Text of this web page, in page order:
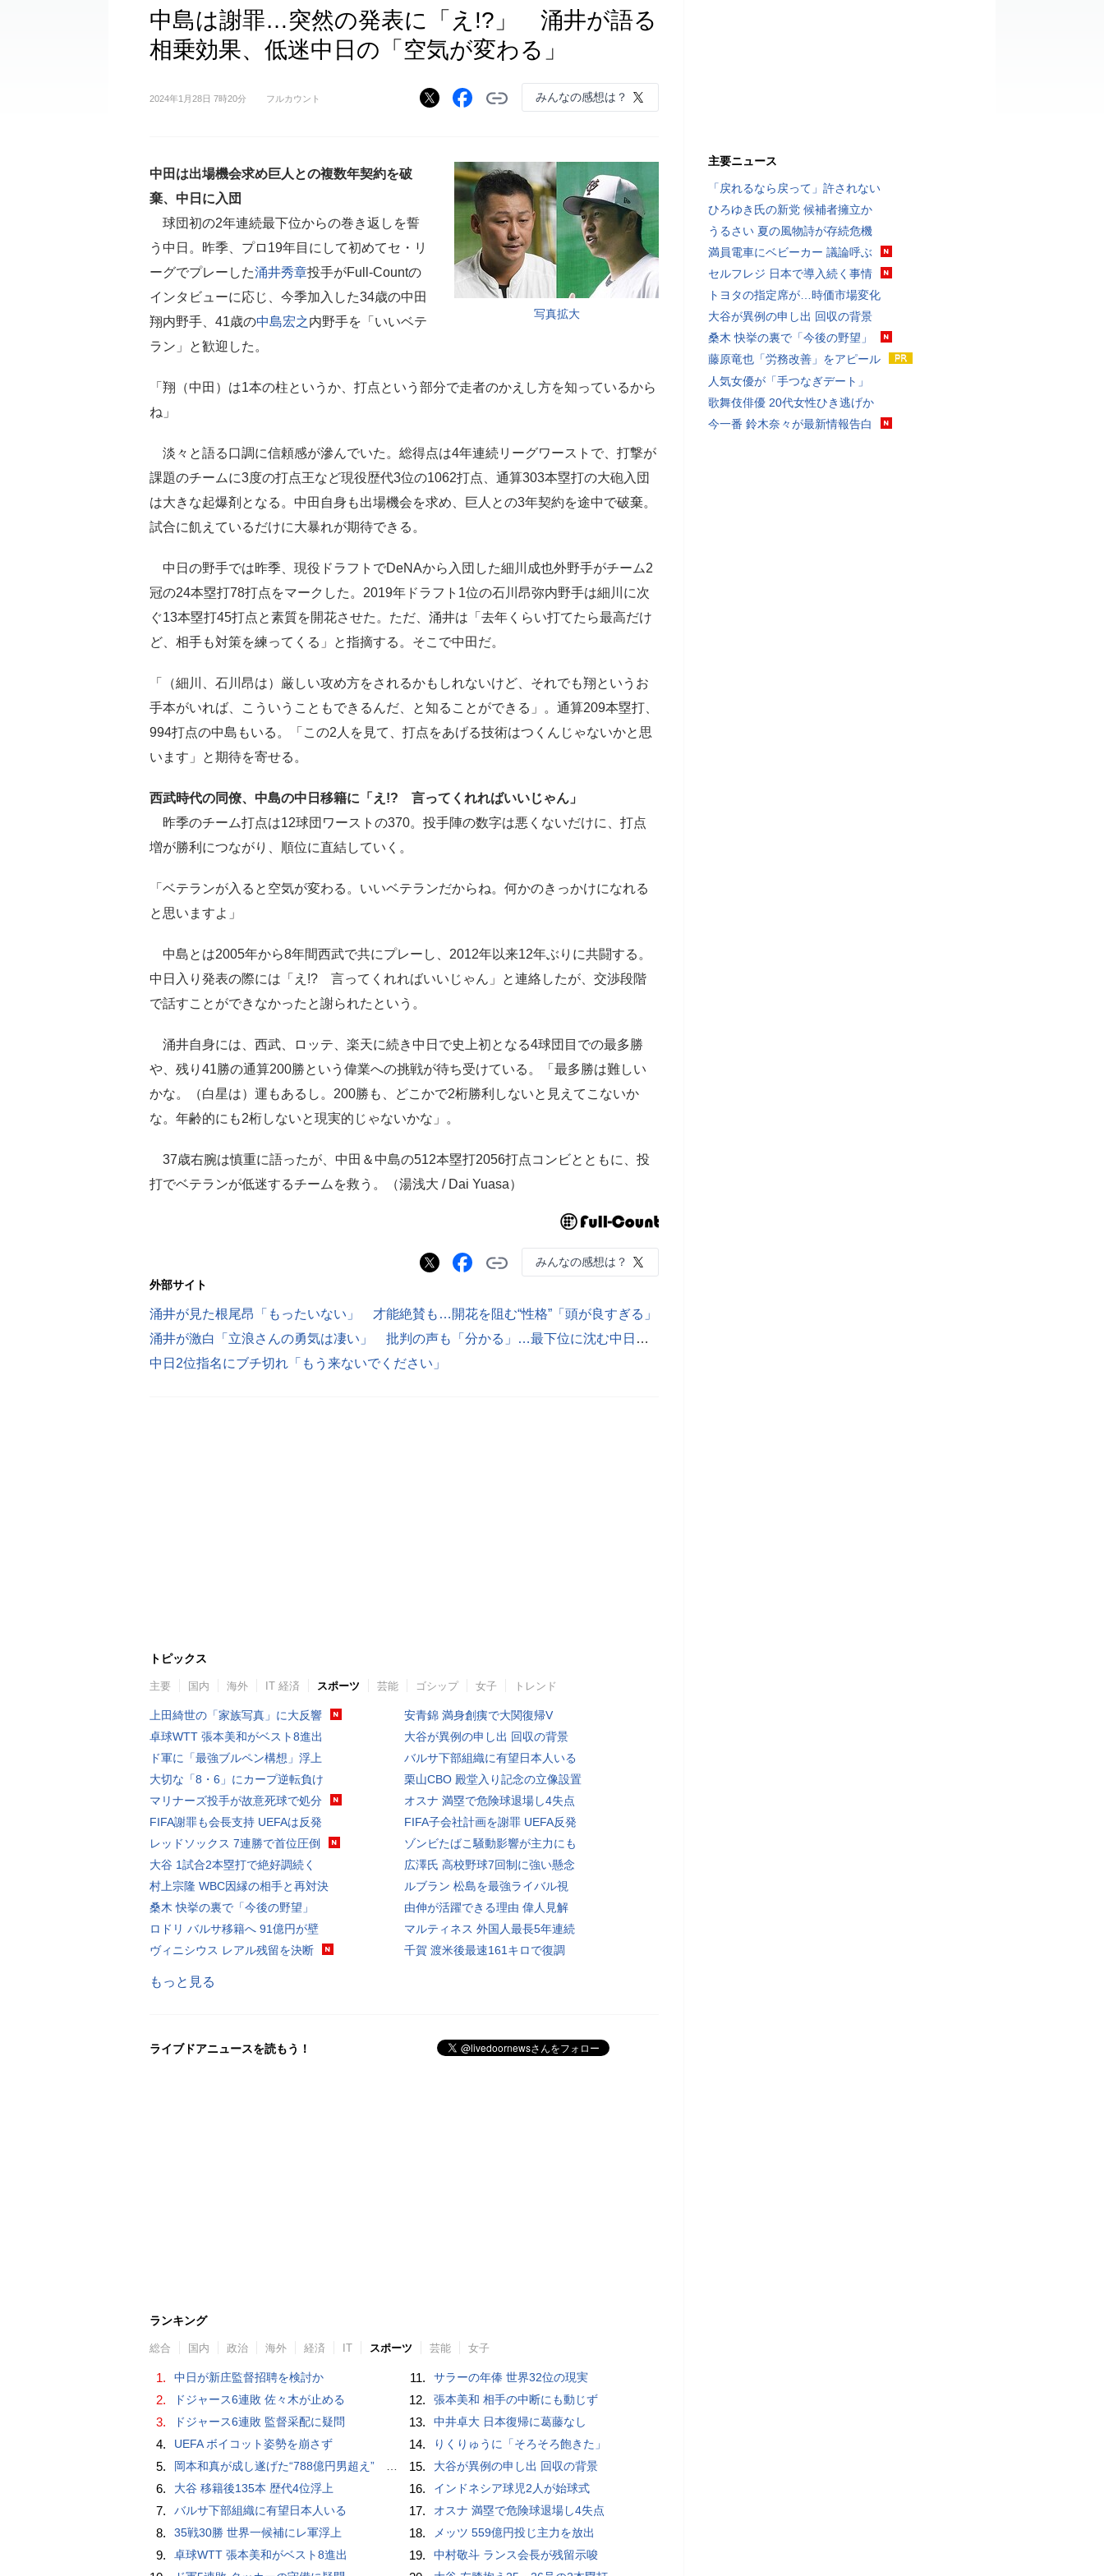
中島は謝罪…突然の発表に「え!?」 涌井が語る
相乗効果、低迷中日の「空気が変わる」
2024年1月28日 7時20分 フルカウント みんなの感想は？
写真拡大
中田は出場機会求め巨人との複数年契約を破
棄、中日に入団
球団初の2年連続最下位からの巻き返しを誓
う中日。昨季、プロ19年目にして初めてセ・リ
ーグでプレーした涌井秀章投手がFull-Countの
インタビューに応じ、今季加入した34歳の中田
翔内野手、41歳の中島宏之内野手を「いいベテ
ラン」と歓迎した。
「翔（中田）は1本の柱というか、打点という部分で走者のかえし方を知っているから
ね」
淡々と語る口調に信頼感が滲んでいた。総得点は4年連続リーグワーストで、打撃が
課題のチームに3度の打点王など現役歴代3位の1062打点、通算303本塁打の大砲入団
は大きな起爆剤となる。中田自身も出場機会を求め、巨人との3年契約を途中で破棄。
試合に飢えているだけに大暴れが期待できる。
中日の野手では昨季、現役ドラフトでDeNAから入団した細川成也外野手がチーム2
冠の24本塁打78打点をマークした。2019年ドラフト1位の石川昂弥内野手は細川に次
ぐ13本塁打45打点と素質を開花させた。ただ、涌井は「去年くらい打てたら最高だけ
ど、相手も対策を練ってくる」と指摘する。そこで中田だ。
「（細川、石川昂は）厳しい攻め方をされるかもしれないけど、それでも翔というお
手本がいれば、こういうこともできるんだ、と知ることができる」。通算209本塁打、
994打点の中島もいる。「この2人を見て、打点をあげる技術はつくんじゃないかと思
います」と期待を寄せる。
西武時代の同僚、中島の中日移籍に「え!? 言ってくれればいいじゃん」
昨季のチーム打点は12球団ワーストの370。投手陣の数字は悪くないだけに、打点
増が勝利につながり、順位に直結していく。
「ベテランが入ると空気が変わる。いいベテランだからね。何かのきっかけになれる
と思いますよ」
中島とは2005年から8年間西武で共にプレーし、2012年以来12年ぶりに共闘する。
中日入り発表の際には「え!? 言ってくれればいいじゃん」と連絡したが、交渉段階
で話すことができなかったと謝られたという。
涌井自身には、西武、ロッテ、楽天に続き中日で史上初となる4球団目での最多勝
や、残り41勝の通算200勝という偉業への挑戦が待ち受けている。「最多勝は難しい
かな。（白星は）運もあるし。200勝も、どこかで2桁勝利しないと見えてこないか
な。年齢的にも2桁しないと現実的じゃないかな」。
37歳右腕は慎重に語ったが、中田＆中島の512本塁打2056打点コンビとともに、投
打でベテランが低迷するチームを救う。（湯浅大 / Dai Yuasa）
みんなの感想は？
外部サイト
涌井が見た根尾昂「もったいない」 才能絶賛も…開花を阻む“性格”「頭が良すぎる」
涌井が激白「立浪さんの勇気は凄い」 批判の声も「分かる」…最下位に沈む中日の現実
中日2位指名にブチ切れ「もう来ないでください」
トピックス
主要 国内 海外 IT 経済 スポーツ 芸能 ゴシップ 女子 トレンド
上田綺世の「家族写真」に大反響
卓球WTT 張本美和がベスト8進出
ド軍に「最強ブルペン構想」浮上
大切な「8・6」にカープ逆転負け
マリナーズ投手が故意死球で処分
FIFA謝罪も会長支持 UEFAは反発
レッドソックス 7連勝で首位圧倒
大谷 1試合2本塁打で絶好調続く
村上宗隆 WBC因縁の相手と再対決
桑木 快挙の裏で「今後の野望」
ロドリ バルサ移籍へ 91億円が壁
ヴィニシウス レアル残留を決断
安青錦 満身創痍で大関復帰V
大谷が異例の申し出 回収の背景
バルサ下部組織に有望日本人いる
栗山CBO 殿堂入り記念の立像設置
オスナ 満塁で危険球退場し4失点
FIFA子会社計画を謝罪 UEFA反発
ゾンビたばこ騒動影響が主力にも
広澤氏 高校野球7回制に強い懸念
ルブラン 松島を最強ライバル視
由伸が活躍できる理由 偉人見解
マルティネス 外国人最長5年連続
千賀 渡米後最速161キロで復調
もっと見る
ライブドアニュースを読もう！
ランキング
総合 国内 政治 海外 経済 IT スポーツ 芸能 女子
1. 中日が新庄監督招聘を検討か
2. ドジャース6連敗 佐々木が止める
3. ドジャース6連敗 監督采配に疑問
4. UEFA ボイコット姿勢を崩さず
5. 岡本和真が成し遂げた“788億円男超え” いつのまにか「3位」…見据える球団記録更新
6. 大谷 移籍後135本 歴代4位浮上
7. バルサ下部組織に有望日本人いる
8. 35戦30勝 世界一候補にレ軍浮上
9. 卓球WTT 張本美和がベスト8進出
11. サラーの年俸 世界32位の現実
12. 張本美和 相手の中断にも動じず
13. 中井卓大 日本復帰に葛藤なし
14. りくりゅうに「そろそろ飽きた」
15. 大谷が異例の申し出 回収の背景
16. インドネシア球児2人が始球式
17. オスナ 満塁で危険球退場し4失点
18. メッツ 559億円投じ主力を放出
19. 中村敬斗 ランス会長が残留示唆
主要ニュース
「戻れるなら戻って」許されない
ひろゆき氏の新党 候補者擁立か
うるさい 夏の風物詩が存続危機
満員電車にベビーカー 議論呼ぶ
セルフレジ 日本で導入続く事情
トヨタの指定席が…時価市場変化
大谷が異例の申し出 回収の背景
桑木 快挙の裏で「今後の野望」
藤原竜也「労務改善」をアピール
人気女優が「手つなぎデート」
歌舞伎俳優 20代女性ひき逃げか
今一番 鈴木奈々が最新情報告白